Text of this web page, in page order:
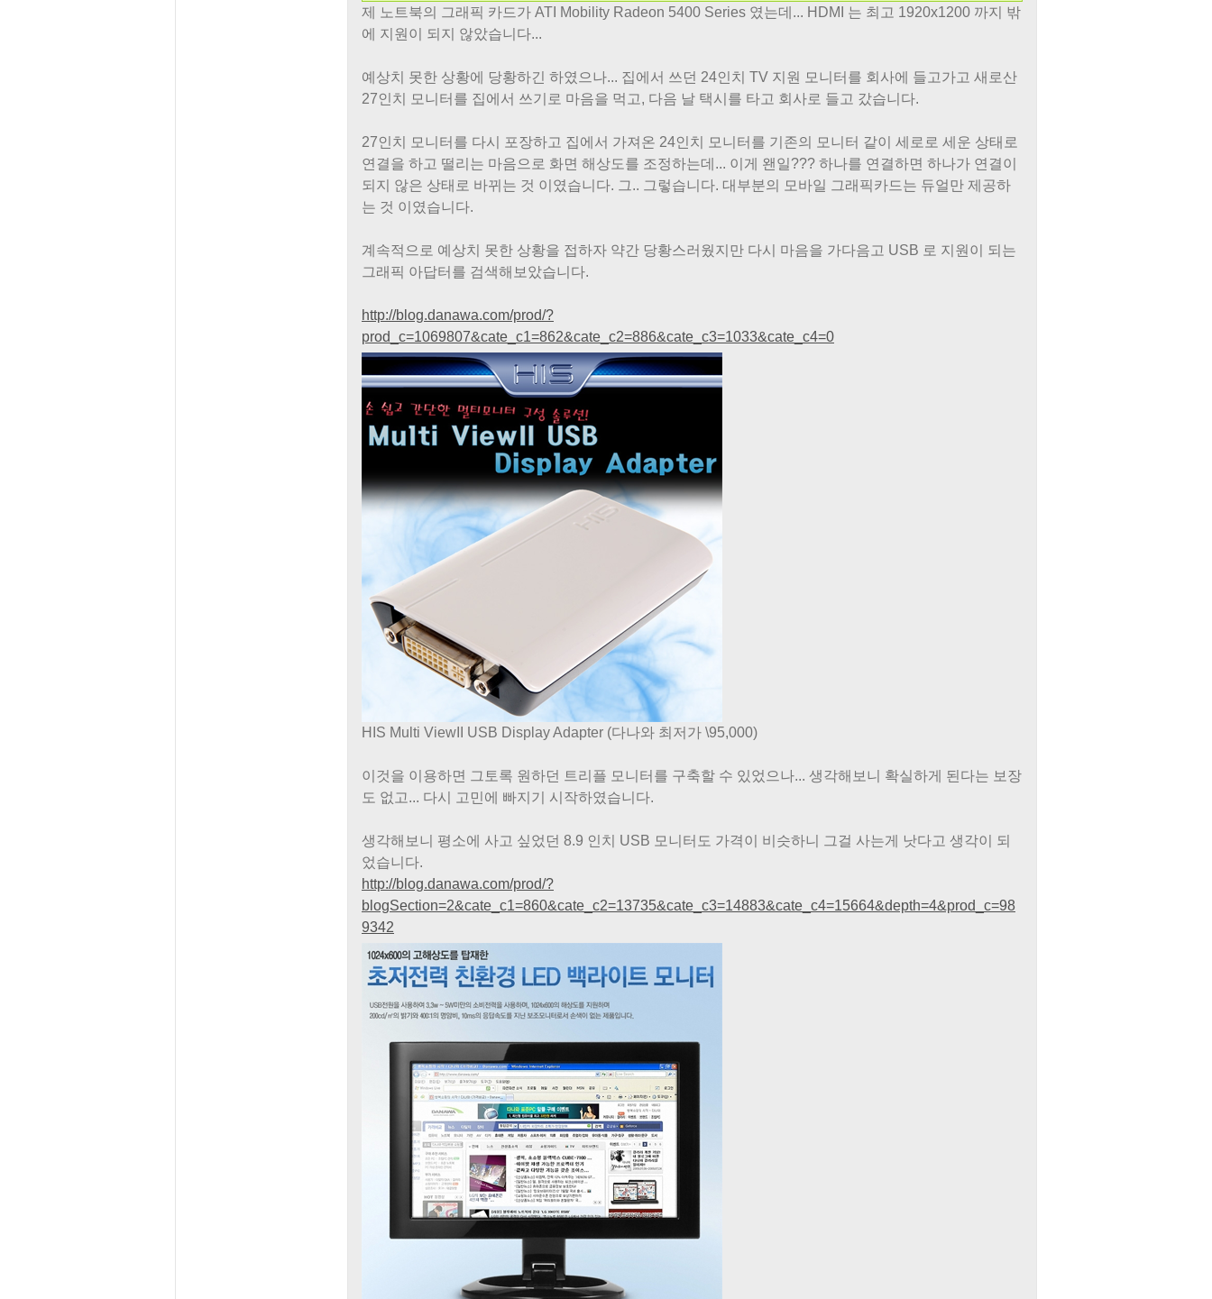
제 노트북의 그래픽 카드가 ATI Mobility Radeon 5400 Series 였는데... HDMI 는 최고 1920x1200 까지 밖
에 지원이 되지 않았습니다...
예상치 못한 상황에 당황하긴 하였으나... 집에서 쓰던 24인치 TV 지원 모니터를 회사에 들고가고 새로산
27인치 모니터를 집에서 쓰기로 마음을 먹고, 다음 날 택시를 타고 회사로 들고 갔습니다.
27인치 모니터를 다시 포장하고 집에서 가져온 24인치 모니터를 기존의 모니터 같이 세로로 세운 상태로
연결을 하고 떨리는 마음으로 화면 해상도를 조정하는데... 이게 왠일??? 하나를 연결하면 하나가 연결이
되지 않은 상태로 바뀌는 것 이였습니다. 그.. 그렇습니다. 대부분의 모바일 그래픽카드는 듀얼만 제공하
는 것 이였습니다.
계속적으로 예상치 못한 상황을 접하자 약간 당황스러웠지만 다시 마음을 가다음고 USB 로 지원이 되는
그래픽 아답터를 검색해보았습니다.
http://blog.danawa.com/prod/?
prod_c=1069807&cate_c1=862&cate_c2=886&cate_c3=1033&cate_c4=0
HIS Multi ViewII USB Display Adapter (다나와 최저가 \95,000)
이것을 이용하면 그토록 원하던 트리플 모니터를 구축할 수 있었으나... 생각해보니 확실하게 된다는 보장
도 없고... 다시 고민에 빠지기 시작하였습니다.
생각해보니 평소에 사고 싶었던 8.9 인치 USB 모니터도 가격이 비슷하니 그걸 사는게 낫다고 생각이 되
었습니다.
http://blog.danawa.com/prod/?
blogSection=2&cate_c1=860&cate_c2=13735&cate_c3=14883&cate_c4=15664&depth=4&prod_c=98
9342